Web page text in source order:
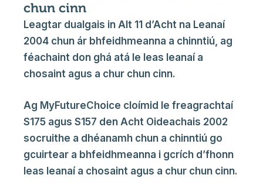
chun cinn
Leagtar dualgais in Alt 11 d’Acht na Leanaí
2004 chun ár bhfeidhmeanna a chinntiú, ag
féachaint don ghá atá le leas leanaí a
chosaint agus a chur chun cinn.
Ag MyFutureChoice cloímid le freagrachtaí
S175 agus S157 den Acht Oideachais 2002
socruithe a dhéanamh chun a chinntiú go
gcuirtear a bhfeidhmeanna i gcrích d’fhonn
leas leanaí a chosaint agus a chur chun cinn.